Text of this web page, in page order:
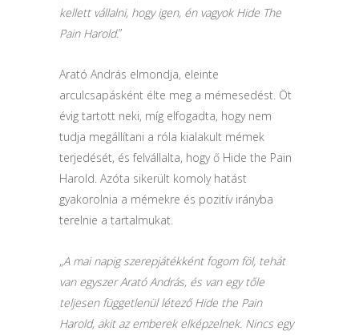
kellett vállalni, hogy igen, én vagyok Hide The
Pain Harold.”
Arató András elmondja, eleinte
arculcsapásként élte meg a mémesedést. Öt
évig tartott neki, míg elfogadta, hogy nem
tudja megállítani a róla kialakult mémek
terjedését, és felvállalta, hogy ő Hide the Pain
Harold. Azóta sikerült komoly hatást
gyakorolnia a mémekre és pozitív irányba
terelnie a tartalmukat.
„A mai napig szerepjátékként fogom föl, tehát
van egyszer Arató András, és van egy tőle
teljesen függetlenül létező Hide the Pain
Harold, akit az emberek elképzelnek. Nincs egy